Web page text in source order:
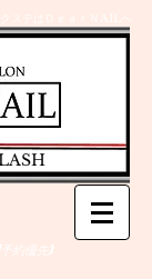
ステはＤｅａｒＮAILへ
約優先)